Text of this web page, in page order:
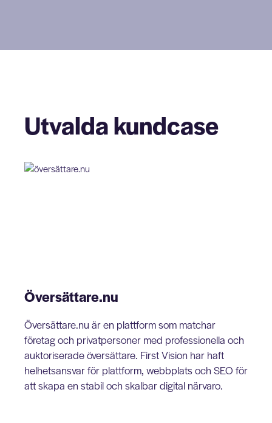
Utvalda kundcase
Översättare.nu
Översättare.nu är en plattform som matchar
företag och privatpersoner med professionella och
auktoriserade översättare. First Vision har haft
helhetsansvar för plattform, webbplats och SEO för
att skapa en stabil och skalbar digital närvaro.